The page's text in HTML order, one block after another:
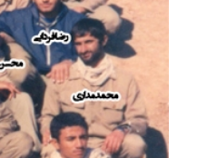
جمع بازاریابان بیمه سامان بپیوندید و
درآمد بالا کسب کنید
تکمیل فرم